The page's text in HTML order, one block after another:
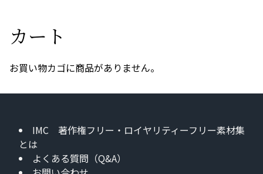
カート
お買い物カゴに商品がありません。
IMC 著作権フリー・ロイヤリティーフリー素材集
とは
よくある質問（Q&A）